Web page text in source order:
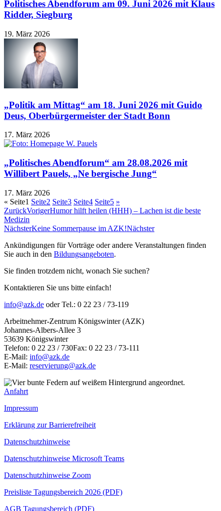
Politisches Abendforum am 09. Juni 2026 mit Klaus
Ridder, Siegburg
19. März 2026
„Politik am Mittag“ am 18. Juni 2026 mit Guido
Deus, Oberbürgermeister der Stadt Bonn
17. März 2026
„Politisches Abendforum“ am 28.08.2026 mit
Willibert Pauels, „Ne bergische Jung“
17. März 2026
« Seite1 Seite2 Seite3 Seite4 Seite5 »
ZurückVorigerHumor hilft heilen (HHH) – Lachen ist die beste
Medizin
NächsterKeine Sommerpause im AZK!Nächster
Ankündigungen für Vorträge oder andere Veranstaltungen finden
Sie auch in den Bildungsangeboten.
Sie finden trotzdem nicht, wonach Sie suchen?
Kontaktieren Sie uns bitte einfach!
info@azk.de oder Tel.: 0 22 23 / 73-119
Arbeitnehmer-Zentrum Königswinter (AZK)
Johannes-Albers-Allee 3
53639 Königswinter
Telefon: 0 22 23 / 730Fax: 0 22 23 / 73-111
E-Mail: info@azk.de
E-Mail: reservierung@azk.de
Anfahrt
Impressum
Erklärung zur Barrierefreiheit
Datenschutzhinweise
Datenschutzhinweise Microsoft Teams
Datenschutzhinweise Zoom
Preisliste Tagungsbereich 2026 (PDF)
AGB Tagungsbereich (PDF)